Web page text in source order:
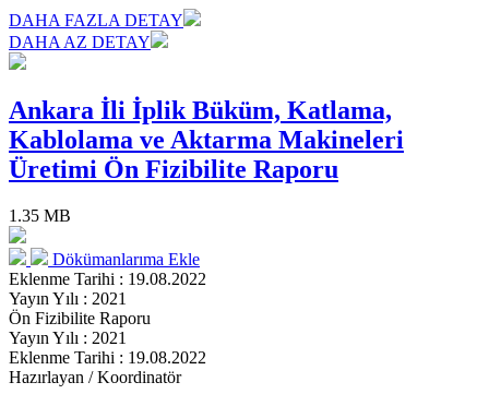
DAHA FAZLA DETAY
DAHA AZ DETAY
Ankara İli İplik Büküm, Katlama,
Kablolama ve Aktarma Makineleri
Üretimi Ön Fizibilite Raporu
1.35 MB
Dökümanlarıma Ekle
Eklenme Tarihi : 19.08.2022
Yayın Yılı : 2021
Ön Fizibilite Raporu
Yayın Yılı : 2021
Eklenme Tarihi : 19.08.2022
Hazırlayan / Koordinatör